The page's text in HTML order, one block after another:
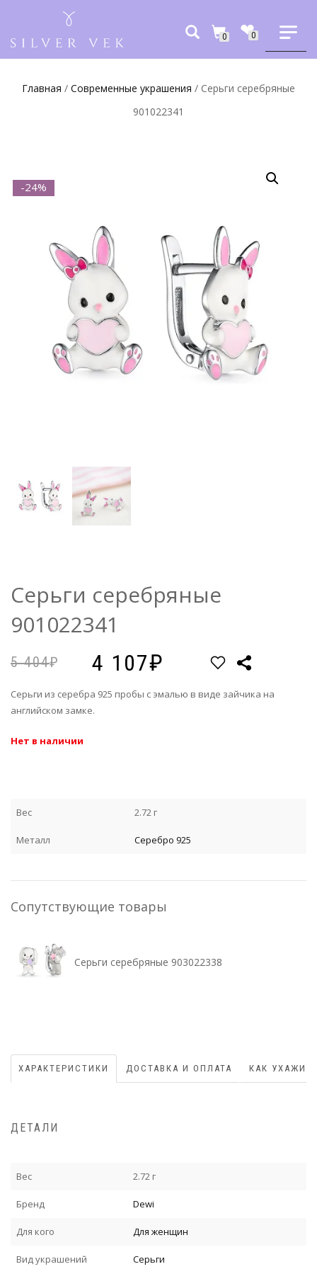
0 0
Главная / Современные украшения / Серьги серебряные
901022341
-24%
Серьги серебряные
901022341
5 404 4 107
Серьги из серебра 925 пробы с эмалью в виде зайчика на
английском замке.
Нет в наличии
Вес 2.72 г
Металл Серебро 925
Сопутствующие товары
Серьги серебряные 903022338
ХАРАКТЕРИСТИКИ ДОСТАВКА И ОПЛАТА КАК
ДЕТАЛИ
Вес 2.72 г
Бренд Dewi
Для кого Для женщин
Вид украшений Серьги